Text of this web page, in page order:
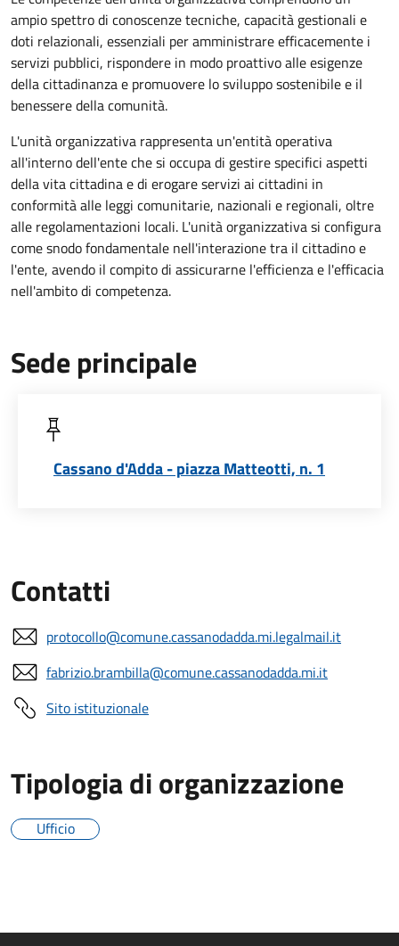
ampio spettro di conoscenze tecniche, capacità gestionali e
doti relazionali, essenziali per amministrare efficacemente i
servizi pubblici, rispondere in modo proattivo alle esigenze
della cittadinanza e promuovere lo sviluppo sostenibile e il
benessere della comunità.
L'unità organizzativa rappresenta un'entità operativa
all'interno dell'ente che si occupa di gestire specifici aspetti
della vita cittadina e di erogare servizi ai cittadini in
conformità alle leggi comunitarie, nazionali e regionali, oltre
alle regolamentazioni locali. L'unità organizzativa si configura
come snodo fondamentale nell'interazione tra il cittadino e
l'ente, avendo il compito di assicurarne l'efficienza e l'efficacia
nell'ambito di competenza.
Sede principale
Cassano d'Adda - piazza Matteotti, n. 1
Contatti
protocollo@comune.cassanodadda.mi.legalmail.it
fabrizio.brambilla@comune.cassanodadda.mi.it
Sito istituzionale
Tipologia di organizzazione
Ufficio